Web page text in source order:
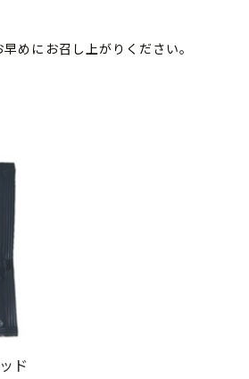
早めにお召し上がりください。
ド